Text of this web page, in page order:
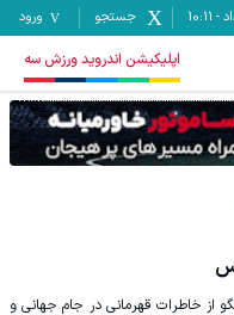
-
10:11 جستجو ورود
اپلیکیشن اندروید ورزش سه
از خاطرات قهرمانی در جام جهانی و